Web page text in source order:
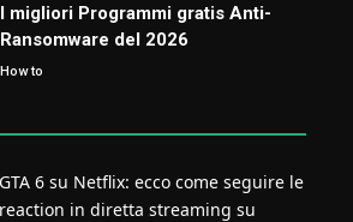
I migliori Programmi gratis Anti-
Ransomware del 2026
How to
GTA 6 su Netflix: ecco come seguire le
reaction in diretta streaming su